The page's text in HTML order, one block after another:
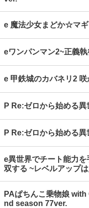
e 魔法少女まどか☆マ
eワンパンマン2~正義執
e 甲鉄城のカバネリ2
P Re:ゼロから始める
P Re:ゼロから始める
e異世界でチート能力
双する ~レベルアップ
PAぱちんこ乗物娘
nd season 77ver.